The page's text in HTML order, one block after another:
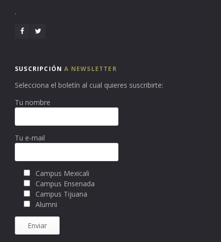
.
SUSCRIPCIÓNA NEWSLETTER
Selecciona el boletín al cual quieres suscribirte:
Tu nombre
Tu e-mail
Campus Mexicali
Campus Ensenada
Campus Tijuana
Alumni